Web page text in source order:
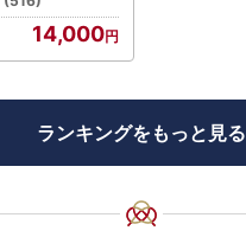
14,000
ランキングをもっと見る